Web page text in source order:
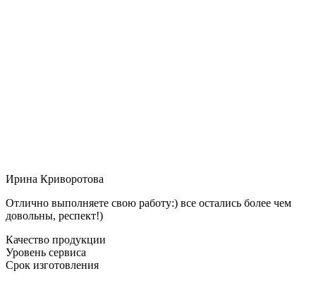
Ирина Криворотова
Отлично выполняете свою работу:) все остались более чем
довольны, респект!)
Качество продукции
Уровень сервиса
Срок изготовления